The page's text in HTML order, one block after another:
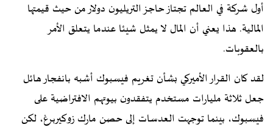
أول شركة في العالم تجتاز حاجز التريليون دولار من حيث قيمتها
المالية. هذا يعني أن المال لا يمثل شيئا عندما يتعلق الأمر
بالعقوبات.
لقد كان القرار الأميركي بشأن تغريم فيسبوك أشبه بانفجار هائل
جعل ثلاثة مليارات مستخدم يتفقدون بيوتهم الافتراضية على
فيسبوك، بينما توجهت العدسات إلى حصن مارك زوكيربرغ، لكن